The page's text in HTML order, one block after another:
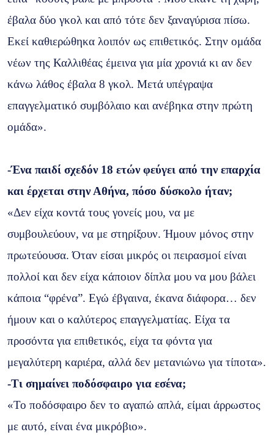
έβαλα δύο γκολ και από τότε δεν ξαναγύρισα πίσω.
Εκεί καθιερώθηκα λοιπόν ως επιθετικός. Στην ομάδα
νέων της Καλλιθέας έμεινα για μία χρονιά κι αν δεν
κάνω λάθος έβαλα 8 γκολ. Μετά υπέγραψα
επαγγελματικό συμβόλαιο και ανέβηκα στην πρώτη
ομάδα».
-Ένα παιδί σχεδόν 18 ετών φεύγει από την επαρχία
και έρχεται στην Αθήνα, πόσο δύσκολο ήταν;
«Δεν είχα κοντά τους γονείς μου, να με
συμβουλεύουν, να με στηρίξουν. Ήμουν μόνος στην
πρωτεύουσα. Όταν είσαι μικρός οι πειρασμοί είναι
πολλοί και δεν είχα κάποιον δίπλα μου να μου βάλει
κάποια “φρένα”. Εγώ έβγαινα, έκανα διάφορα… δεν
ήμουν και ο καλύτερος επαγγελματίας. Είχα τα
προσόντα για επιθετικός, είχα τα φόντα για
μεγαλύτερη καριέρα, αλλά δεν μετανιώνω για τίποτα».
-Τι σημαίνει ποδόσφαιρο για εσένα;
«Το ποδόσφαιρο δεν το αγαπώ απλά, είμαι άρρωστος
με αυτό, είναι ένα μικρόβιο».